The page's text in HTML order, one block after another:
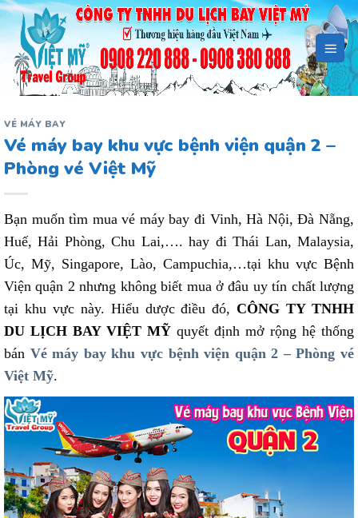
Bỏ
qua
dung
VÉ MÁY BAY
Vé máy bay khu vực bệnh viện quận 2 –
Phòng vé Việt Mỹ
Bạn muốn tìm mua vé máy bay đi Vinh, Hà Nội, Đà Nẵng,
Huế, Hải Phòng, Chu Lai,…. hay đi Thái Lan, Malaysia,
Úc, Mỹ, Singapore, Lào, Campuchia,…tại khu vực Bệnh
Viện quận 2 nhưng không biết mua ở đâu uy tín chất lượng
tại khu vực này. Hiểu dược điều đó,CÔNG TY TNHH
DU LỊCH BAY VIỆT MỸ quyết định mở rộng hệ thống
bán Vé máy bay khu vực bệnh viện quận 2 – Phòng vé
Việt Mỹ.